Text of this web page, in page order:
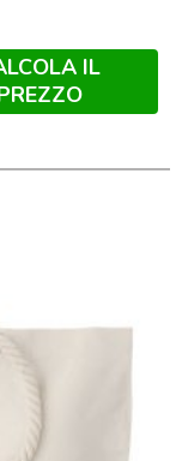
IL